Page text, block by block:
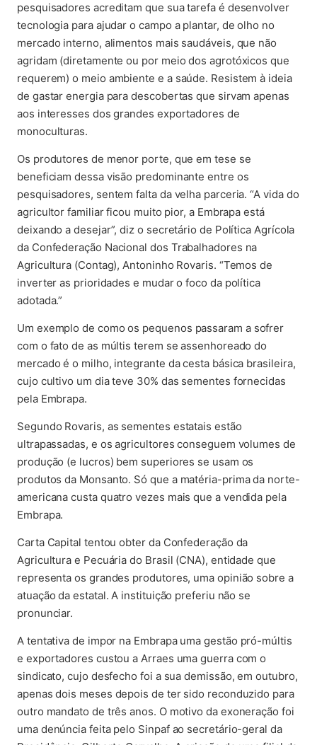
pesquisadores acreditam que sua tarefa é desenvolver
tecnologia para ajudar o campo a plantar, de olho no
mercado interno, alimentos mais saudáveis, que não
agridam (diretamente ou por meio dos agrotóxicos que
requerem) o meio ambiente e a saúde. Resistem à ideia
de gastar energia para descobertas que sirvam apenas
aos interesses dos grandes exportadores de
monoculturas.
Os produtores de menor porte, que em tese se
beneficiam dessa visão predominante entre os
pesquisadores, sentem falta da velha parceria. “A vida do
agricultor familiar ficou muito pior, a Embrapa está
deixando a desejar”, diz o secretário de Política Agrícola
da Confederação Nacional dos Trabalhadores na
Agricultura (Contag), Antoninho Rovaris. “Temos de
inverter as prioridades e mudar o foco da política
adotada.”
Um exemplo de como os pequenos passaram a sofrer
com o fato de as múltis terem se assenhoreado do
mercado é o milho, integrante da cesta básica brasileira,
cujo cultivo um dia teve 30% das sementes fornecidas
pela Embrapa.
Segundo Rovaris, as sementes estatais estão
ultrapassadas, e os agricultores conseguem volumes de
produção (e lucros) bem superiores se usam os
produtos da Monsanto. Só que a matéria-prima da norte-
americana custa quatro vezes mais que a vendida pela
Embrapa.
Carta Capital tentou obter da Confederação da
Agricultura e Pecuária do Brasil (CNA), entidade que
representa os grandes produtores, uma opinião sobre a
atuação da estatal. A instituição preferiu não se
pronunciar.
A tentativa de impor na Embrapa uma gestão pró-múltis
e exportadores custou a Arraes uma guerra com o
sindicato, cujo desfecho foi a sua demissão, em outubro,
apenas dois meses depois de ter sido reconduzido para
outro mandato de três anos. O motivo da exoneração foi
uma denúncia feita pelo Sinpaf ao secretário-geral da